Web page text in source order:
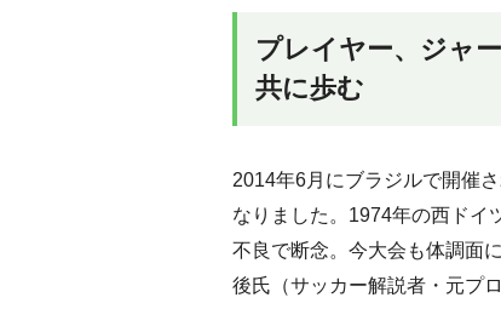
プレイヤー、ジャ
共に歩む
2014年6月にブラジルで開催
なりました。1974年の西ドイ
不良で断念。今大会も体調面
後氏（サッカー解説者・元プ